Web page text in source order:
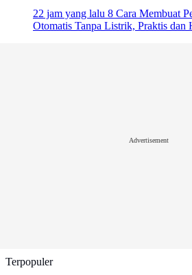
22 jam yang lalu 8 Cara Membuat
Otomatis Tanpa Listrik, Praktis dan
Advertisement
Terpopuler